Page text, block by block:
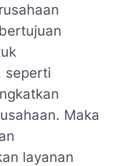
seperti
Maka
layanan